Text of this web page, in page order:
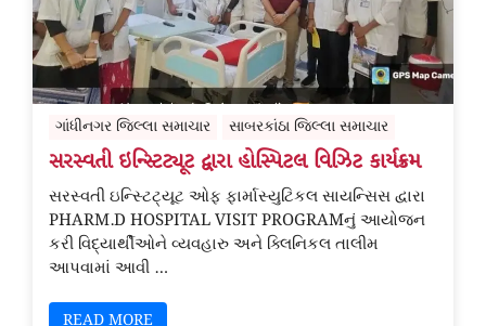
ગાંધીનગર જિલ્લા સમાચાર સાબરકાંઠા જિલ્લા સમાચાર
સરસ્વતી ઇન્સ્ટિટ્યૂટ દ્વારા હોસ્પિટલ વિઝિટ કાર્યક્રમ
સરસ્વતી ઇન્સ્ટિટ્યૂટ ઓફ ફાર્માસ્યુટિકલ સાયન્સિસ દ્વારા
PHARM.D HOSPITAL VISIT PROGRAMનું આયોજન
કરી વિદ્યાર્થીઓને વ્યવહારુ અને ક્લિનિકલ તાલીમ
આપવામાં આવી …
READ MORE